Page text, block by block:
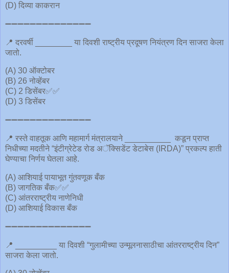
(D) दिव्या काकरान
➖➖➖➖➖➖➖➖➖➖➖➖➖➖
📍 दरवर्षी ________ या दिवशी राष्ट्रीय प्रदूषण नियंत्रण दिन साजरा केला
जातो.
(A) 30 ऑक्टोबर
(B) 26 नोव्हेंबर
(C) 2 डिसेंबर✅✅
(D) 3 डिसेंबर
➖➖➖➖➖➖➖➖➖➖➖➖➖➖
📍 रस्ते वाहतूक आणि महामार्ग मंत्रालयाने __________ कडून प्राप्त
निधीच्या मदतीने “इंटीग्रेटेड रोड अॅक्सिडेंट डेटाबेस (IRDA)” प्रकल्प हाती
घेण्याचा निर्णय घेतला आहे.
(A) आशियाई पायाभूत गुंतवणूक बँक
(B) जागतिक बँक✅✅
(C) आंतरराष्ट्रीय नाणेनिधी
(D) आशियाई विकास बँक
➖➖➖➖➖➖➖➖➖➖➖➖➖➖
📍 _________ या दिवशी “गुलामीच्या उन्मूलनासाठीचा आंतरराष्ट्रीय दिन”
साजरा केला जातो.